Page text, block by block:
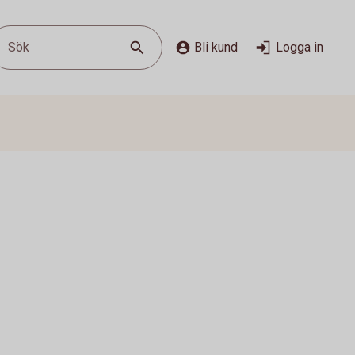
Sök Bli kund Logga in